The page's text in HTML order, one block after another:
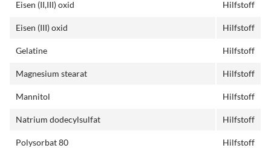
Eisen (II,III) oxid Hilfstoff
Eisen (III) oxid Hilfstoff
Gelatine Hilfstoff
Magnesium stearat Hilfstoff
Mannitol Hilfstoff
Natrium dodecylsulfat Hilfstoff
Polysorbat 80 Hilfstoff